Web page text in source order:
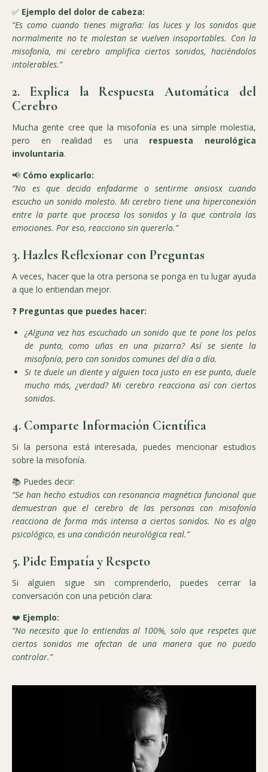
✅ Ejemplo del dolor de cabeza:
“Es como cuando tienes migraña: las luces y los sonidos que
normalmente no te molestan se vuelven insoportables. Con la
misofonía, mi cerebro amplifica ciertos sonidos, haciéndolos
intolerables.”
2. Explica la Respuesta Automática del
Cerebro
Mucha gente cree que la misofonía es una simple molestia,
pero en realidad es una respuesta neurológica
involuntaria.
📢 Cómo explicarlo:
“No es que decida enfadarme o sentirme ansiosx cuando
escucho un sonido molesto. Mi cerebro tiene una hiperconexión
entre la parte que procesa los sonidos y la que controla las
emociones. Por eso, reacciono sin quererlo.”
3. Hazles Reflexionar con Preguntas
A veces, hacer que la otra persona se ponga en tu lugar ayuda
a que lo entiendan mejor.
❓ Preguntas que puedes hacer:
¿Alguna vez has escuchado un sonido que te pone los pelos
de punta, como uñas en una pizarra? Así se siente la
misofonía, pero con sonidos comunes del día a día.
Si te duele un diente y alguien toca justo en ese punto, duele
mucho más, ¿verdad? Mi cerebro reacciona así con ciertos
sonidos.
4. Comparte Información Científica
Si la persona está interesada, puedes mencionar estudios
sobre la misofonía.
📚 Puedes decir:
“Se han hecho estudios con resonancia magnética funcional que
demuestran que el cerebro de las personas con misofonía
reacciona de forma más intensa a ciertos sonidos. No es algo
psicológico, es una condición neurológica real.”
5. Pide Empatía y Respeto
Si alguien sigue sin comprenderlo, puedes cerrar la
conversación con una petición clara:
❤️ Ejemplo:
“No necesito que lo entiendas al 100%, solo que respetes que
ciertos sonidos me afectan de una manera que no puedo
controlar.”